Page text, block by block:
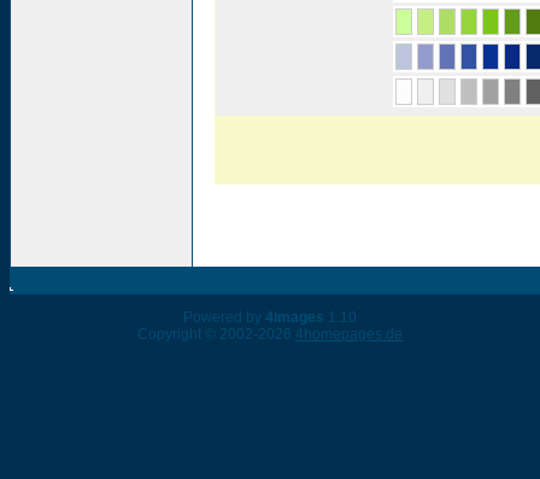
Powered by 4images 1.10
Copyright © 2002-2026 4homepages.de